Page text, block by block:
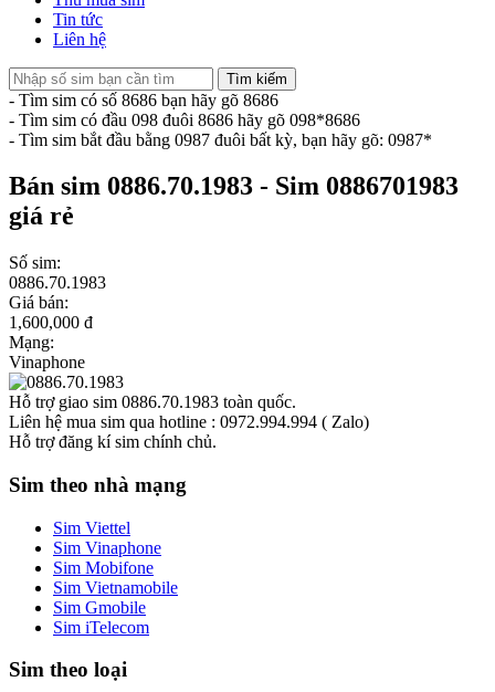
Tin tức
Liên hệ
Tìm kiếm
- Tìm sim có số 8686 bạn hãy gõ 8686
- Tìm sim có đầu 098 đuôi 8686 hãy gõ 098*8686
- Tìm sim bắt đầu bằng 0987 đuôi bất kỳ, bạn hãy gõ: 0987*
Bán sim 0886.70.1983 - Sim 0886701983
giá rẻ
Số sim:
0886.70.1983
Giá bán:
1,600,000 đ
Mạng:
Vinaphone
Hỗ trợ giao sim 0886.70.1983 toàn quốc.
Liên hệ mua sim qua hotline : 0972.994.994 ( Zalo)
Hỗ trợ đăng kí sim chính chủ.
Sim theo nhà mạng
Sim Viettel
Sim Vinaphone
Sim Mobifone
Sim Vietnamobile
Sim Gmobile
Sim iTelecom
Sim theo loại